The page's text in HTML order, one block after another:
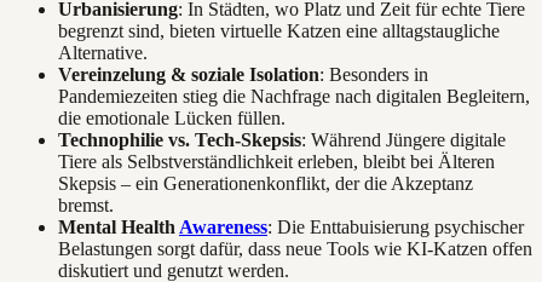
Urbanisierung: In Städten, wo Platz und Zeit für echte Tiere
begrenzt sind, bieten virtuelle Katzen eine alltagstaugliche
Alternative.
Vereinzelung & soziale Isolation: Besonders in
Pandemiezeiten stieg die Nachfrage nach digitalen Begleitern,
die emotionale Lücken füllen.
Technophilie vs. Tech-Skepsis: Während Jüngere digitale
Tiere als Selbstverständlichkeit erleben, bleibt bei Älteren
Skepsis – ein Generationenkonflikt, der die Akzeptanz
bremst.
Mental Health Awareness: Die Enttabuisierung psychischer
Belastungen sorgt dafür, dass neue Tools wie KI-Katzen offen
diskutiert und genutzt werden.